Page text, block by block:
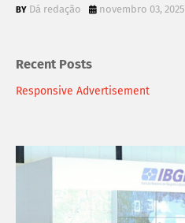
Dá redação novembro 03, 2025
Recent Posts
Responsive Advertisement